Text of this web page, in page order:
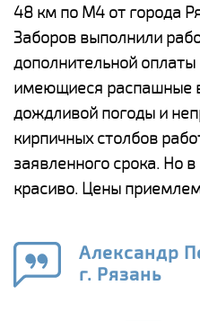
48 км по М4 от города
Заборов выполнили
дополнительной
имеющиеся распашные
дождливой погоды и
кирпичных столбов
заявленного срока. Но
красиво. Цены
Александр
г. Рязань